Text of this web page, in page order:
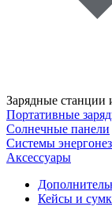
Зарядные станции
Портативные
Солнечные панели
Системы
Аксессуары
Кейсы и